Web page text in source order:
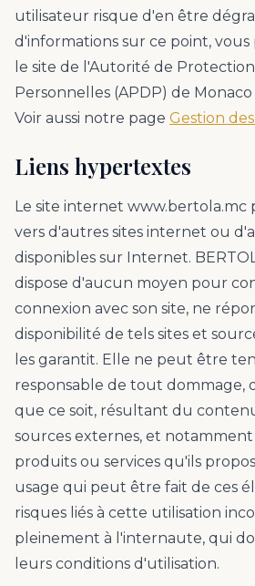
utilisateur risque d'en être
d'informations sur ce point,
le site de l'Autorité de
Personnelles (APDP) de Monaco
Voir aussi notre page Gestion
Liens hypertextes
Le site internet www.bertola.mc
vers d'autres sites internet ou
disponibles sur Internet.
dispose d'aucun moyen pour
connexion avec son site, ne
disponibilité de tels sites et
les garantit. Elle ne peut être
responsable de tout dommage,
que ce soit, résultant du
sources externes, et
produits ou services qu'ils
usage qui peut être fait de ces
risques liés à cette utilisation
pleinement à l'internaute, qui
leurs conditions d'utilisation.